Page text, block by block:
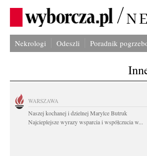
Nekrologi Odeszli Poradnik
WARSZAWA
Naszej kochanej i dzielnej Marylce Butruk
Najcieplejsze wyrazy wsparcia i współczucia w...